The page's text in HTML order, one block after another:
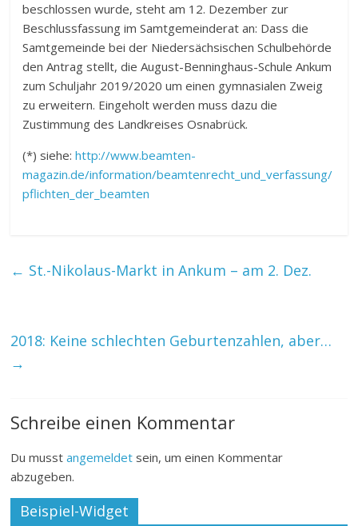
beschlossen wurde, steht am 12. Dezember zur
Beschlussfassung im Samtgemeinderat an: Dass die
Samtgemeinde bei der Niedersächsischen Schulbehörde
den Antrag stellt, die August-Benninghaus-Schule Ankum
zum Schuljahr 2019/2020 um einen gymnasialen Zweig
zu erweitern. Eingeholt werden muss dazu die
Zustimmung des Landkreises Osnabrück.
(*) siehe:http://www.beamten-
magazin.de/information/beamtenrecht_und_verfassung/
pflichten_der_beamten
← St.-Nikolaus-Markt in Ankum – am 2. Dez.
2018: Keine schlechten Geburtenzahlen, aber…
→
Schreibe einen Kommentar
Du musstangemeldet sein, um einen Kommentar
abzugeben.
Beispiel-Widget